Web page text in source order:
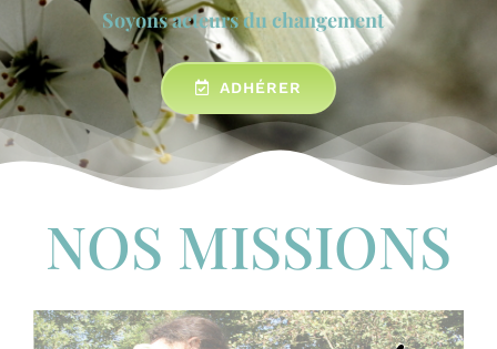
Soyons acteurs du changement
ADHÉRER
NOS MISSIONS